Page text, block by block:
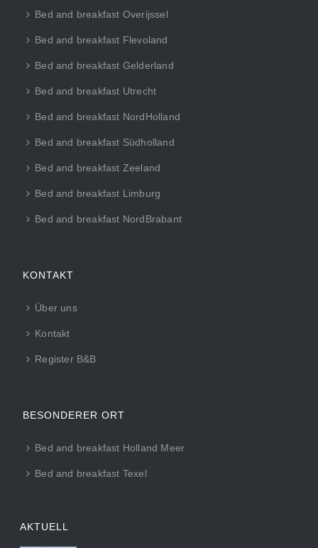
Bed and breakfast Overijssel
Bed and breakfast Flevoland
Bed and breakfast Gelderland
Bed and breakfast Utrecht
Bed and breakfast NordHolland
Bed and breakfast Südholland
Bed and breakfast Zeeland
Bed and breakfast Limburg
Bed and breakfast NordBrabant
KONTAKT
Über uns
Kontakt
Register B&B
BESONDERER ORT
Bed and breakfast Holland Meer
Bed and breakfast Texel
AKTUELL